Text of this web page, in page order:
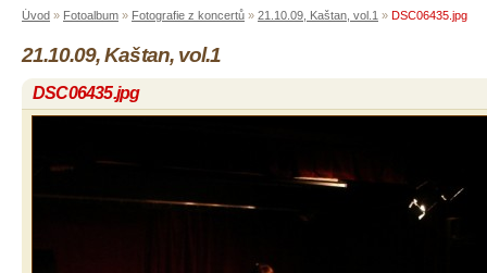
Úvod » Fotoalbum » Fotografie z koncertů » 21.10.09, Kaštan, vol.1 » DSC06435.jpg
21.10.09, Kaštan, vol.1
DSC06435.jpg